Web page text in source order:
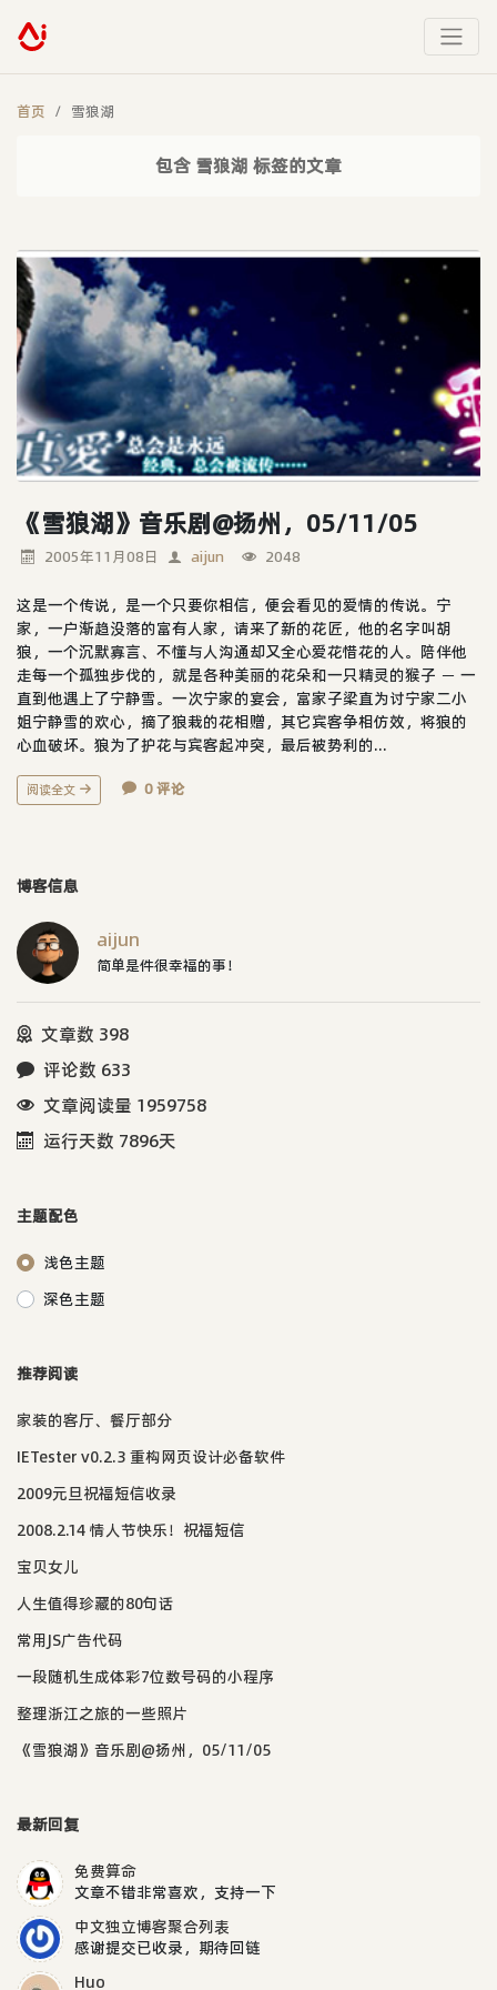
首页 雪狼湖
包含 雪狼湖 标签的文章
《雪狼湖》音乐剧@扬州，05/11/05
2005年11月08日 aijun 2048
这是一个传说，是一个只要你相信，便会看见的爱情的传说。宁
家，一户渐趋没落的富有人家，请来了新的花匠，他的名字叫胡
狼，一个沉默寡言、不懂与人沟通却又全心爱花惜花的人。陪伴他
走每一个孤独步伐的，就是各种美丽的花朵和一只精灵的猴子 － 一
直到他遇上了宁静雪。一次宁家的宴会，富家子梁直为讨宁家二小
姐宁静雪的欢心，摘了狼栽的花相赠，其它宾客争相仿效，将狼的
心血破坏。狼为了护花与宾客起冲突，最后被势利的...
阅读全文 0 评论
博客信息
aijun
简单是件很幸福的事！
文章数 398
评论数 633
文章阅读量 1959758
运行天数 7896天
主题配色
浅色主题
深色主题
推荐阅读
家装的客厅、餐厅部分
IETester v0.2.3 重构网页设计必备软件
2009元旦祝福短信收录
2008.2.14 情人节快乐！祝福短信
宝贝女儿
人生值得珍藏的80句话
常用JS广告代码
一段随机生成体彩7位数号码的小程序
整理浙江之旅的一些照片
《雪狼湖》音乐剧@扬州，05/11/05
最新回复
免费算命
文章不错非常喜欢，支持一下
中文独立博客聚合列表
感谢提交已收录，期待回链
Huo